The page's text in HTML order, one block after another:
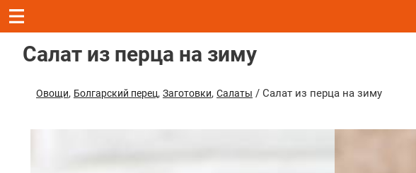
Салат из перца на зиму
Овощи, Болгарский перец, Заготовки, Салаты / Салат из перца на зиму